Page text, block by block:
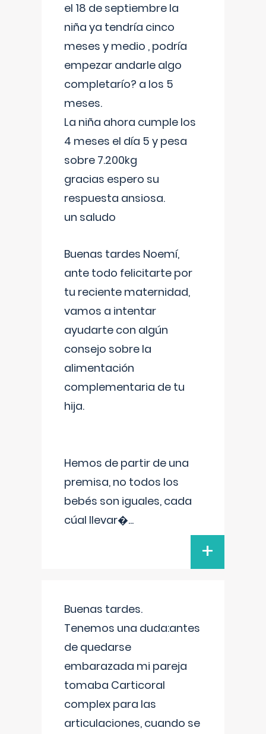
el 18 de septiembre la
niña ya tendría cinco
meses y medio , podría
empezar andarle algo
completarío? a los 5
meses.
La niña ahora cumple los
4 meses el día 5 y pesa
sobre 7.200kg
gracias espero su
respuesta ansiosa.
un saludo
Buenas tardes Noemí,
ante todo felicitarte por
tu reciente maternidad,
vamos a intentar
ayudarte con algún
consejo sobre la
alimentación
complementaria de tu
hija.
Hemos de partir de una
premisa, no todos los
bebés son iguales, cada
cúal llevar�...
+
Buenas tardes.
Tenemos una duda:antes
de quedarse
embarazada mi pareja
tomaba Carticoral
complex para las
articulaciones, cuando se